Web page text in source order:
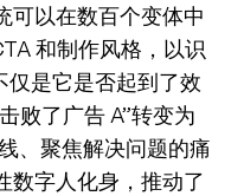
可以在数百个变体中
和制作风格，以识
仅是它是否起到了效
败了广告 A”转变为
、聚焦解决问题的痛
数字人化身，推动了